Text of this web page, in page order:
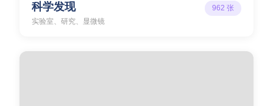
科学发现
实验室、研究、显微镜
962 张